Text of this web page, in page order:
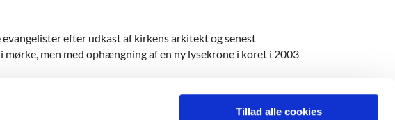
Tillad alle cookies
efter udkast af kirkens arkitekt og senest
men med ophængning af en ny lysekrone i koret i 2003